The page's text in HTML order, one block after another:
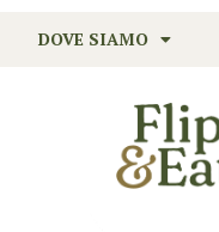
DOVE SIAMO